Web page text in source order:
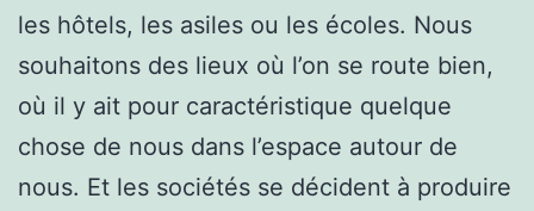
les hôtels, les asiles ou les écoles. Nous
souhaitons des lieux où l’on se route bien,
où il y ait pour caractéristique quelque
chose de nous dans l’espace autour de
nous. Et les sociétés se décident à produire